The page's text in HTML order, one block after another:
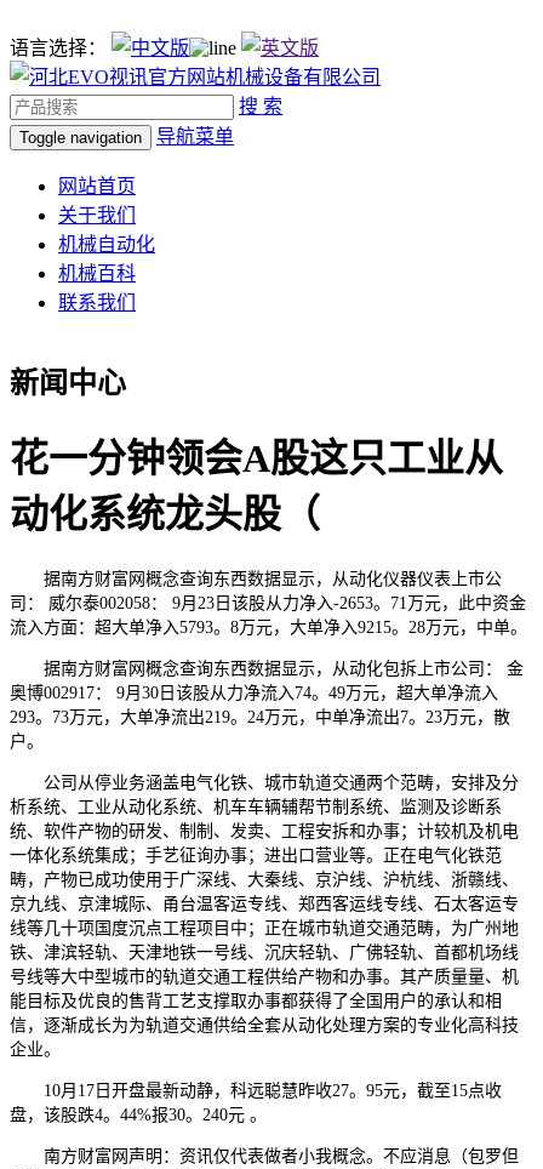
语言选择：
搜 索
Toggle navigation 导航菜单
网站首页
关于我们
机械自动化
机械百科
联系我们
新闻中心
花一分钟领会A股这只工业从
动化系统龙头股（
据南方财富网概念查询东西数据显示，从动化仪器仪表上市公
司： 威尔泰002058： 9月23日该股从力净入-2653。71万元，此中资金
流入方面：超大单净入5793。8万元，大单净入9215。28万元，中单。
据南方财富网概念查询东西数据显示，从动化包拆上市公司： 金
奥博002917： 9月30日该股从力净流入74。49万元，超大单净流入
293。73万元，大单净流出219。24万元，中单净流出7。23万元，散
户。
公司从停业务涵盖电气化铁、城市轨道交通两个范畴，安排及分
析系统、工业从动化系统、机车车辆辅帮节制系统、监测及诊断系
统、软件产物的研发、制制、发卖、工程安拆和办事；计较机及机电
一体化系统集成；手艺征询办事；进出口营业等。正在电气化铁范
畴，产物已成功使用于广深线、大秦线、京沪线、沪杭线、浙赣线、
京九线、京津城际、甬台温客运专线、郑西客运线专线、石太客运专
线等几十项国度沉点工程项目中；正在城市轨道交通范畴，为广州地
铁、津滨轻轨、天津地铁一号线、沉庆轻轨、广佛轻轨、首都机场线
号线等大中型城市的轨道交通工程供给产物和办事。其产质量量、机
能目标及优良的售背工艺支撑取办事都获得了全国用户的承认和相
信，逐渐成长为为轨道交通供给全套从动化处理方案的专业化高科技
企业。
10月17日开盘最新动静，科远聪慧昨收27。95元，截至15点收
盘，该股跌4。44%报30。240元 。
南方财富网声明：资讯仅代表做者小我概念。不应消息（包罗但